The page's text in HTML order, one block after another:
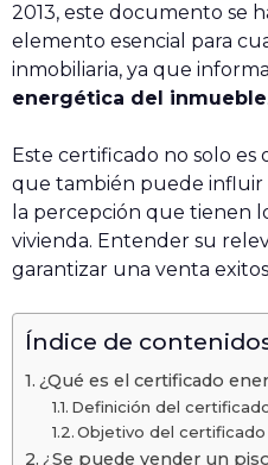
2013, este documento se
elemento esencial para
inmobiliaria, ya que
energética del inmueble
Este certificado no solo es
que también puede influir
la percepción que tienen
vivienda. Entender su
garantizar una venta
Índice de
¿Qué es el certificado
Definición del
Objetivo del
¿Se puede vender un